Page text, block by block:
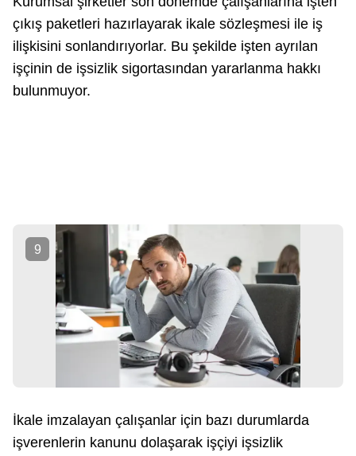
çıkış paketleri hazırlayarak ikale sözleşmesi ile iş
ilişkisini sonlandırıyorlar. Bu şekilde işten ayrılan
işçinin de işsizlik sigortasından yararlanma hakkı
bulunmuyor.
9
İkale imzalayan çalışanlar için bazı durumlarda
işverenlerin kanunu dolaşarak işçiyi işsizlik